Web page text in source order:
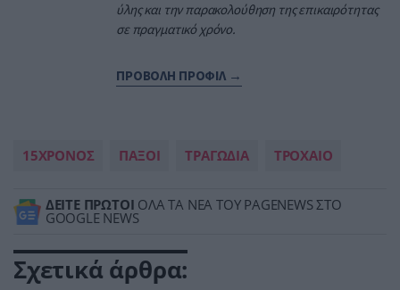
ύλης και την παρακολούθηση της επικαιρότητας
σε πραγματικό χρόνο.
ΠΡΟΒΟΛΗ ΠΡΟΦΙΛ →
15ΧΡΟΝΟΣ ΠΑΞΟΙ ΤΡΑΓΩΔΙΑ ΤΡΟΧΑΙΟ
ΔΕΙΤΕ ΠΡΩΤΟΙ ΟΛΑ ΤΑ ΝΕΑ ΤΟΥ PAGENEWS ΣΤΟ
GOOGLE NEWS
Σχετικά άρθρα: